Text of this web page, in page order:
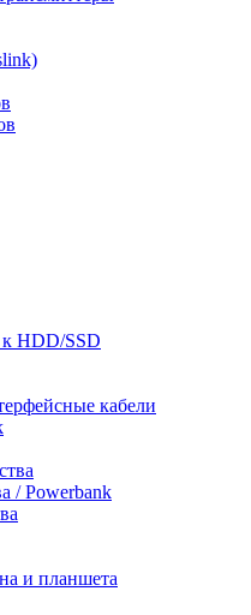
HDD/SSD
кабели
/ Powerbank
и планшета